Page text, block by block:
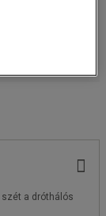
a dróthálós